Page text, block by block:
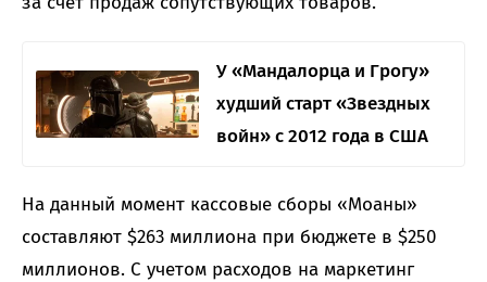
У «Мандалорца и Грогу»
худший старт «Звездных
войн» с 2012 года в США
На данный момент кассовые сборы «Моаны»
составляют $263 миллиона при бюджете в $250
миллионов. С учетом расходов на маркетинг